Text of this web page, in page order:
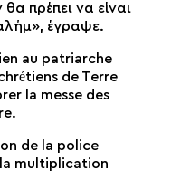
πρέπει να είναι
έγραψε.
au patriarche
de Terre
la messe des
de la police
la multiplication